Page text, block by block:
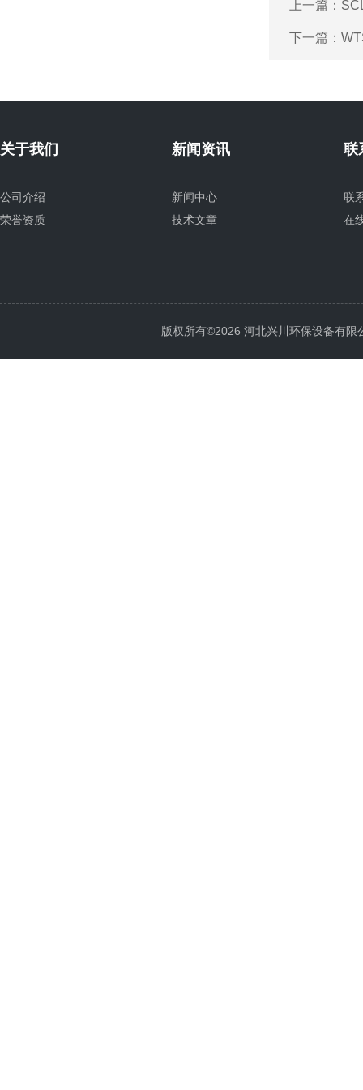
上一篇：
下一篇：
关于我们
公司介绍
荣誉资质
新闻资讯
新闻中心
技术文章
联
联
在
版权所有©2026 河北兴川环保设备有